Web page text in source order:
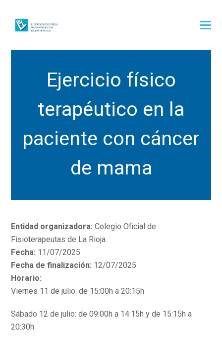
Ejercicio físico
terapéutico en la
paciente con cáncer
de mama
Entidad organizadora: Colegio Oficial de
Fisioterapeutas de La Rioja
Fecha: 11/07/2025
Fecha de finalización: 12/07/2025
Horario:
Viernes 11 de julio: de 15:00h a 20:15h
Sábado 12 de julio: de 09:00h a 14:15h y de 15:15h a
20:30h